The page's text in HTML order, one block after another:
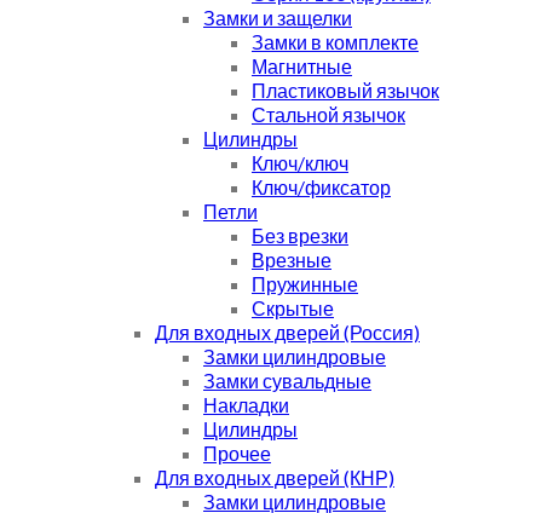
Замки и защелки
Замки в комплекте
Магнитные
Пластиковый язычок
Стальной язычок
Цилиндры
Ключ/ключ
Ключ/фиксатор
Петли
Без врезки
Врезные
Пружинные
Скрытые
Для входных дверей (Россия)
Замки цилиндровые
Замки сувальдные
Накладки
Цилиндры
Прочее
Для входных дверей (КНР)
Замки цилиндровые